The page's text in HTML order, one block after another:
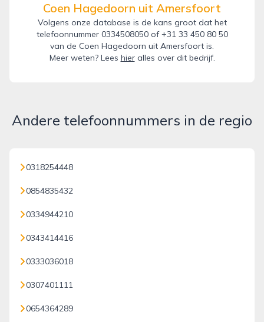
Coen Hagedoorn uit Amersfoort
Volgens onze database is de kans groot dat het
telefoonnummer 0334508050 of +31 33 450 80 50
van de Coen Hagedoorn uit Amersfoort is.
Meer weten? Lees hieralles over dit bedrijf.
Andere telefoonnummers in de regio
0318254448
0854835432
0334944210
0343414416
0333036018
0307401111
0654364289